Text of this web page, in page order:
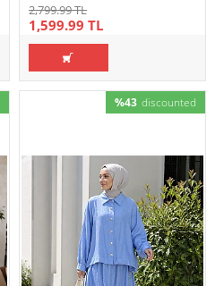
2,799.99 TL
1,599.99 TL
%43 discounted